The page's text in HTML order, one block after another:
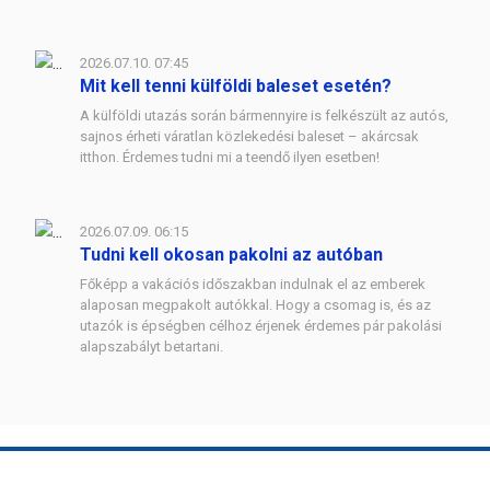
2026.07.10. 07:45
Mit kell tenni külföldi baleset esetén?
A külföldi utazás során bármennyire is felkészült az autós,
sajnos érheti váratlan közlekedési baleset – akárcsak
itthon. Érdemes tudni mi a teendő ilyen esetben!
2026.07.09. 06:15
Tudni kell okosan pakolni az autóban
Főképp a vakációs időszakban indulnak el az emberek
alaposan megpakolt autókkal. Hogy a csomag is, és az
utazók is épségben célhoz érjenek érdemes pár pakolási
alapszabályt betartani.